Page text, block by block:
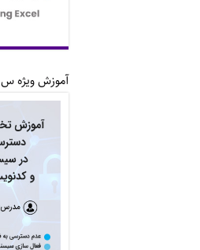
آموزش ویژه س